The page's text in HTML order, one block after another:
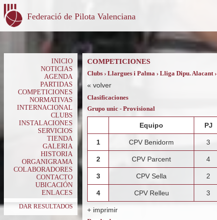
Federació de Pilota Valenciana
INICIO
NOTICIAS
AGENDA
PARTIDAS
COMPETICIONES
NORMATIVAS
INTERNACIONAL
CLUBS
INSTALACIONES
SERVICIOS
TIENDA
GALERIA
HISTORIA
ORGANIGRAMA
COLABORADORES
CONTACTO
UBICACIÓN
ENLACES
DAR RESULTADOS
COMPETICIONES
Clubs › Llargues i Palma › Lliga Dipu. Alacant
« volver
Clasificaciones
Grupo unic - Provisional
Equipo PJ
1 CPV Benidorm 3
2 CPV Parcent 4
3 CPV Sella 2
4 CPV Relleu 3
+ imprimir